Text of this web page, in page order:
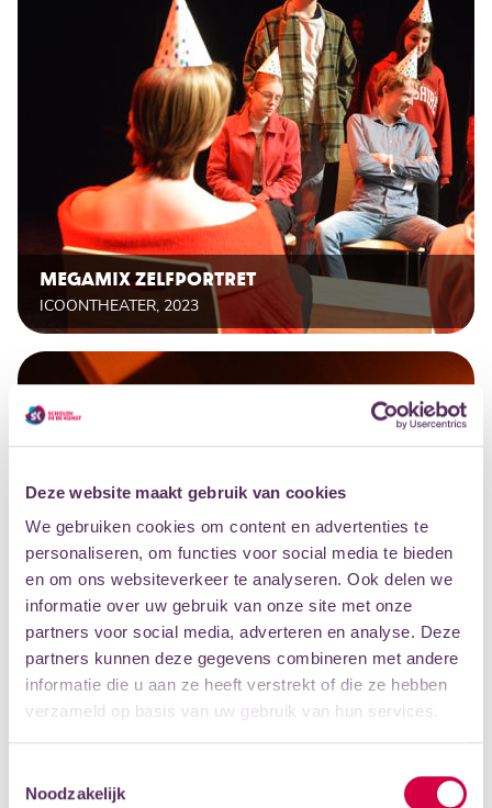
Deze website maakt gebruik van cookies
We gebruiken cookies om content en advertenties te
personaliseren, om functies voor social media te bieden
en om ons websiteverkeer te analyseren. Ook delen we
informatie over uw gebruik van onze site met onze
partners voor social media, adverteren en analyse. Deze
partners kunnen deze gegevens combineren met andere
informatie die u aan ze heeft verstrekt of die ze hebben
verzameld op basis van uw gebruik van hun services.
Noodzakelijk
MEGAMIX ZELFPORTRET
ICOONTHEATER, 2023